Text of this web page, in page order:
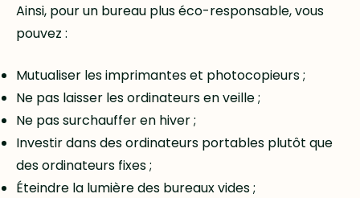
Ainsi, pour un bureau plus éco-responsable, vous
pouvez :
Mutualiser les imprimantes et photocopieurs ;
Ne pas laisser les ordinateurs en veille ;
Ne pas surchauffer en hiver ;
Investir dans des ordinateurs portables plutôt que
des ordinateurs fixes ;
Éteindre la lumière des bureaux vides ;